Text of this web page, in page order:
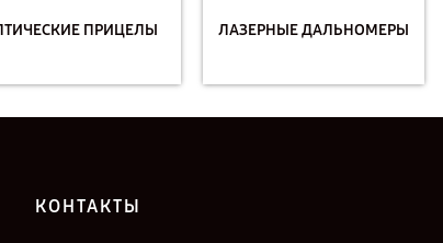
ПРИЦЕЛЫ ЛАЗЕРНЫЕ ДАЛЬНОМЕРЫ
КОНТАКТЫ